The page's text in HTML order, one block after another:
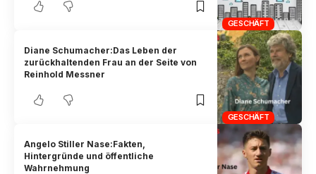
GESCHÄFT
GESCHÄFT
Diane Schumacher:Das Leben der
zurückhaltenden Frau an der Seite von
Reinhold Messner
Angelo Stiller Nase:Fakten,
Hintergründe und öffentliche
Wahrnehmung